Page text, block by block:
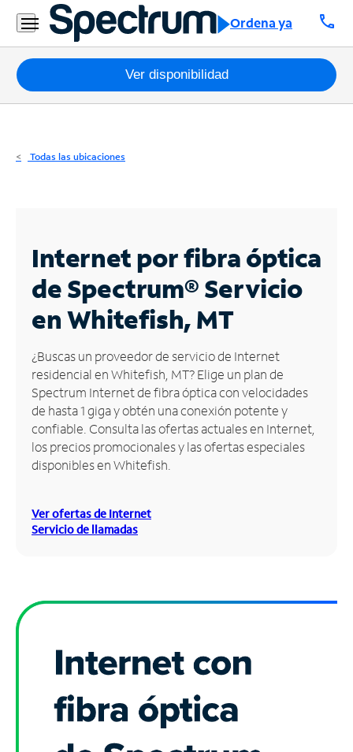
Ordena ya call
Residencial
Business
Paquetes
Internet
Business
Contáctanos
Inglés
Administrar
cuenta
Encuentra
una
tienda
Ver disponibilidad
Todas las ubicaciones
Internet por fibra óptica
de Spectrum®Servicio
en Whitefish, MT
¿Buscas un proveedor de servicio de Internet
residencial en Whitefish, MT? Elige un plan de
Spectrum Internet de fibra óptica con velocidades
de hasta 1 giga y obtén una conexión potente y
confiable. Consulta las ofertas actuales en Internet,
los precios promocionales y las ofertas especiales
disponibles en Whitefish.
Ver ofertas de Internet
Servicio de llamadas